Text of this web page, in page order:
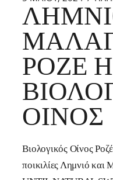
ΡΟΖΈ
ΟΊΝΟΣ
Βιολογικός Οίνος
ποικιλίες Λημνιό